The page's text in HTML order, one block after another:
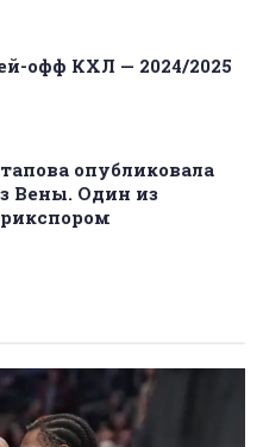
офф КХЛ — 2024/2025
опубликовала
Вены. Один из